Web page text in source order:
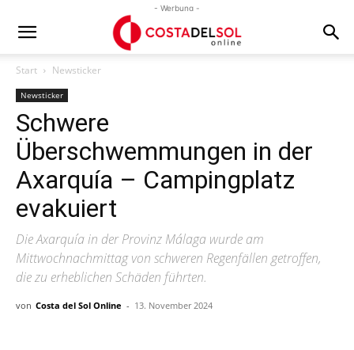
- Werbung -
Start Newsticker
Newsticker
Schwere
Überschwemmungen in der
Axarquía – Campingplatz
evakuiert
Die Axarquía in der Provinz Málaga wurde am
Mittwochnachmittag von schweren Regenfällen getroffen,
die zu erheblichen Schäden führten.
von Costa del Sol Online - 13. November 2024